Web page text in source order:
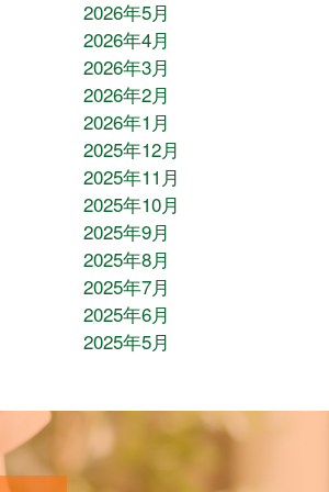
2026年5月
2026年4月
2026年3月
2026年2月
2026年1月
2025年12月
2025年11月
2025年10月
2025年9月
2025年8月
2025年7月
2025年6月
2025年5月